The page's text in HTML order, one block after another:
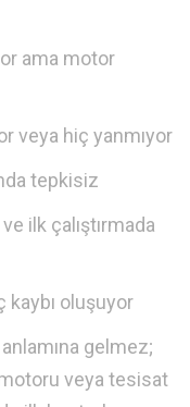
ama motor
veya hiç yanmıyor
tepkisiz
ilk çalıştırmada
kaybı oluşuyor
gelmez;
veya tesisat